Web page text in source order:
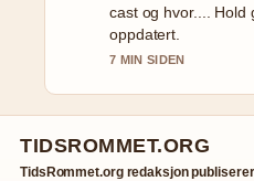
cast og hvor.... Hold
oppdatert.
7 MIN SIDEN
TIDSROMMET.ORG
TidsRommet.org redaksjon